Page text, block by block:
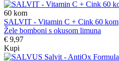
60 kom
SALVIT - Vitamin C + Cink 60 kom
Žele bomboni s okusom limuna
€ 9,97
Kupi